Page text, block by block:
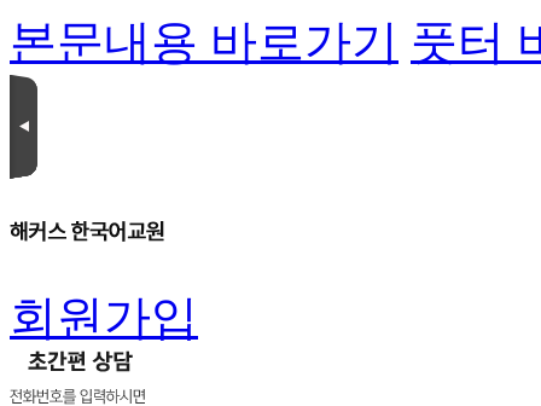
본문내용 바로가기 풋터
회원가입